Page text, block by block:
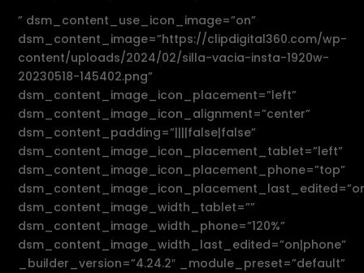
” dsm_content_use_icon_image=”on”
dsm_content_image=”https://clipdigital360.com/wp-
content/uploads/2024/02/silla-vacia-insta-1920w-
20230518-145402.png”
dsm_content_image_icon_placement=”left”
dsm_content_image_icon_alignment=”center”
dsm_content_padding=”||||false|false”
dsm_content_image_icon_placement_tablet=”left”
dsm_content_image_icon_placement_phone=”top”
dsm_content_image_width_tablet=””
dsm_content_image_width_phone=”120%”
dsm_content_image_width_last_edited=”on|phone”
_builder_version=”4.24.2″ _module_preset=”default”